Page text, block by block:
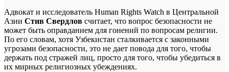
Адвокат и исследователь Human Rights Watch в Центральной
Азии Стив Свердлов считает, что вопрос безопасности не
может быть оправданием для гонений по вопросам религии.
По его словам, хотя Узбекистан сталкивается с законными
угрозами безопасности, это не дает повода для того, чтобы
держать под стражей лиц, просто для того, чтобы убедиться в
их мирных религиозных убеждениях.